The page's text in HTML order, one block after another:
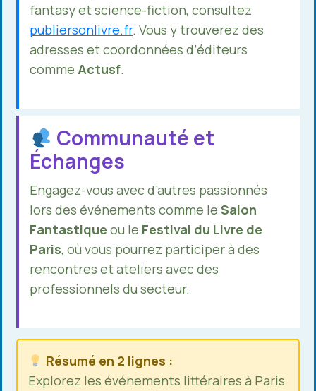
fantasy et science-fiction, consultez
publiersonlivre.fr. Vous y trouverez des
adresses et coordonnées d’éditeurs
comme Actusf.
Communauté et
Échanges
Engagez-vous avec d’autres passionnés
lors des événements comme le Salon
Fantastique ou le Festival du Livre de
Paris, où vous pourrez participer à des
rencontres et ateliers avec des
professionnels du secteur.
Résumé en 2 lignes :
Explorez les événements littéraires à Paris